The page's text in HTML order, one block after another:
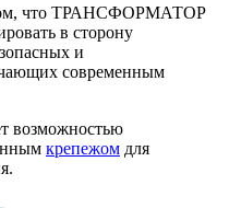
том, что ТРАНСФОРМАТОР
в сторону
и
современным
возможностью
крепежом для